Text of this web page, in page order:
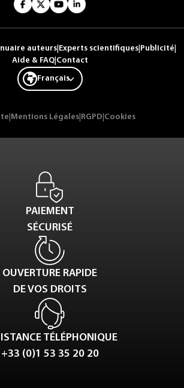
auteurs Experts scientifiques Publicité
Aide & FAQ| Contact
Français
Mentions Légales RGPD Cookies
PAIEMENT
SÉCURISÉ
OUVERTURE RAPIDE
DE VOS DROITS
TÉLÉPHONIQUE
+33 (0)1 53 35 20 20